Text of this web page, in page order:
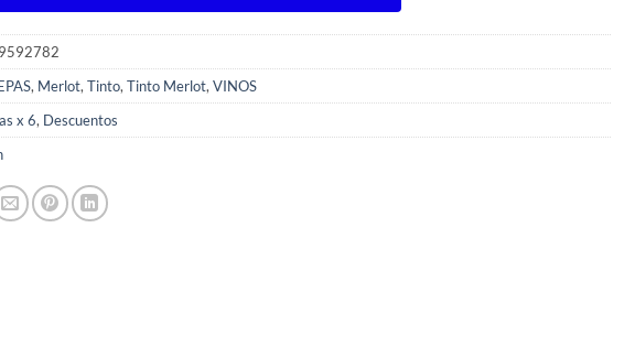
, Merlot,Tinto,Tinto Merlot,VINOS
x 6, Descuentos